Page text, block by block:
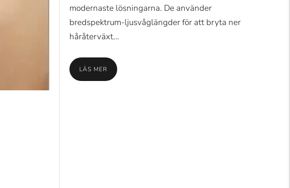
modernaste lösningarna. De använder
bredspektrum-ljusvåglängder för att bryta ner
håråterväxt...
LÄS MER